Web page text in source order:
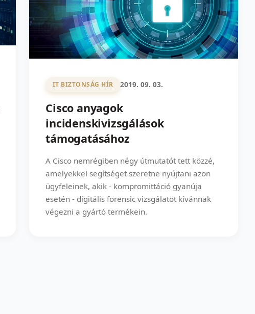
IT BIZTONSÁG HÍR 2019. 09. 03.
Cisco anyagok
incidenskivizsgálások
támogatásához
A Cisco nemrégiben négy útmutatót tett közzé,
amelyekkel segítséget szeretne nyújtani azon
ügyfeleinek, akik - kompromittáció gyanúja
esetén - digitális forensic vizsgálatot kívánnak
végezni a gyártó termékein.